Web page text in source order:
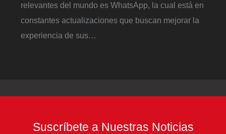
relevantes del mundo es WhatsApp, la cual está en
constantes actualizaciones que buscan mejorar la
experiencia de sus…
Suscríbete a Nuestras Noticias